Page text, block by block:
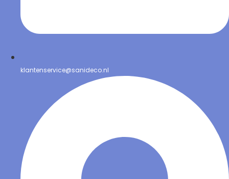
klantenservice@sanideco.nl